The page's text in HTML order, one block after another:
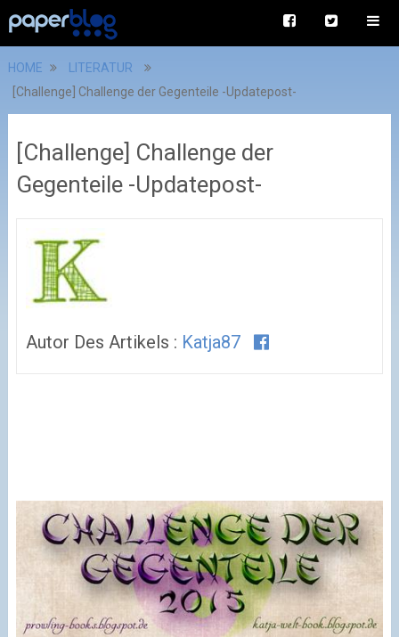
HOME
LITERATUR
[Challenge] Challenge der Gegenteile -Updatepost-
[Challenge] Challenge der
Gegenteile -Updatepost-
Autor Des Artikels : Katja87